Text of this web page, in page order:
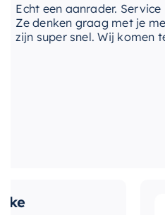
Easy to install, this
your bathroom the
een aanrader. Service is
denken graag met je mee en
super snel. Wij komen terug!